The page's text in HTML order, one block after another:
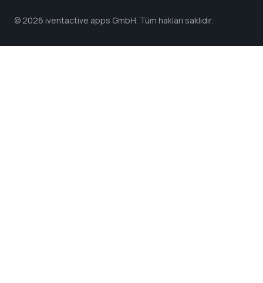
© 2026 iventactive apps GmbH. Tüm hakları saklıdır.